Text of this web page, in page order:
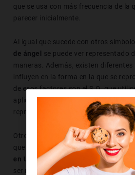
que se usa con más frecuencia de la
parecer inicialmente.
Al igual que sucede con otros
de ángel
se puede ver representado
maneras. Además, existen
influyen en la forma en la que se
de esos factores son el S.O. que
aplicaciones y las plataformas con las
reproduzcas.
Otro aspecto que no puede pasar
que
este emoticono de cara de
en Unicode
. Esta condición es la que
ser reconocido por las computadoras,